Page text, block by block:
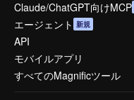
Claude/ChatGPT向けMCP
エージェント 新規
API
モバイルアプリ
すべてのMagnificツール